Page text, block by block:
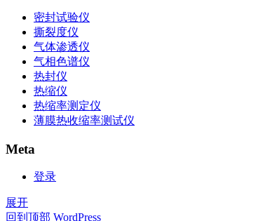
密封试验仪
撕裂度仪
气体渗透仪
气相色谱仪
热封仪
热缩仪
热缩率测定仪
薄膜热收缩率测试仪
Meta
登录
展开
回到顶部 WordPress